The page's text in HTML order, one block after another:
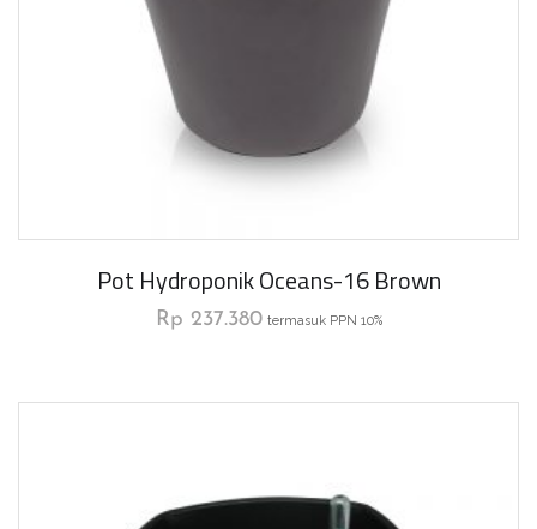
Pot Hydroponik Oceans-16 Brown
Rp 237.380 termasuk PPN 10%